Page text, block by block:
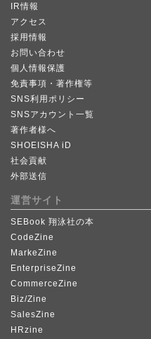
IR情報
アクセス
採用情報
お問い合わせ
個人情報保護
免責事項・著作権等
SNS利用ポリシー
SNSアカウント一覧
著作者様へ
SHOEISHA iD
社会貢献
外部送信
運営サイト
SEBook 翔泳社の本
CodeZine
MarkeZine
EnterpriseZine
CommerceZine
Biz/Zine
SalesZine
HRzine